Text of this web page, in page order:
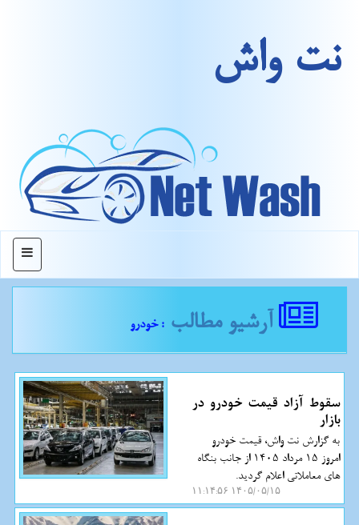
نت واش
منو
آرشیو مطالب : خودرو
سقوط آزاد قیمت خودرو در
بازار
به گزارش نت واش، قیمت خودرو
امروز 15 مرداد 1405 از جانب بنگاه
های معاملاتی اعلام گردید.
۱۴۰۵/۰۵/۱۵ ۱۱:۱۴:۵۶